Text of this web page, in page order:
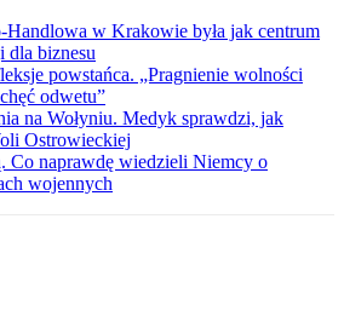
Handlowa w Krakowie była jak centrum
dla biznesu
powstańca. „Pragnienie wolności
odwetu”
na Wołyniu. Medyk sprawdzi, jak
Ostrowieckiej
Co naprawdę wiedzieli Niemcy o
wojennych